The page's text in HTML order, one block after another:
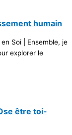
humain
Soi | Ensemble, je
explorer le
être toi-